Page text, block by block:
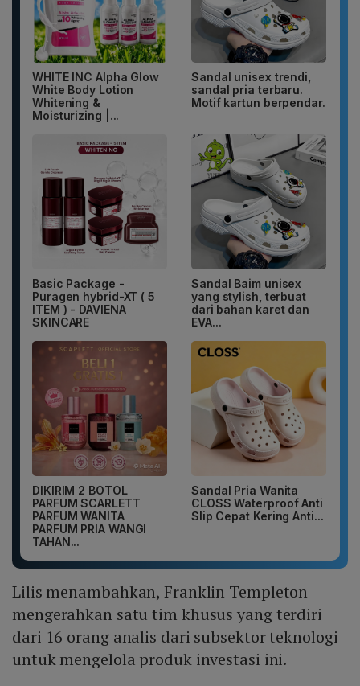
WHITE INC Alpha Glow
White Body Lotion
Whitening &
Moisturizing |...
Sandal unisex trendi,
sandal pria terbaru.
Motif kartun berpendar.
Basic Package -
Puragen hybrid-XT ( 5
ITEM ) - DAVIENA
SKINCARE
Sandal Baim unisex
yang stylish, terbuat
dari bahan karet dan
EVA...
DIKIRIM 2 BOTOL
PARFUM SCARLETT
PARFUM WANITA
PARFUM PRIA WANGI
TAHAN...
Sandal Pria Wanita
CLOSS Waterproof Anti
Slip Cepat Kering Anti...
Lilis menambahkan, Franklin Templeton
mengerahkan satu tim khusus yang terdiri
dari 16 orang analis dari subsektor teknologi
untuk mengelola produk investasi ini.